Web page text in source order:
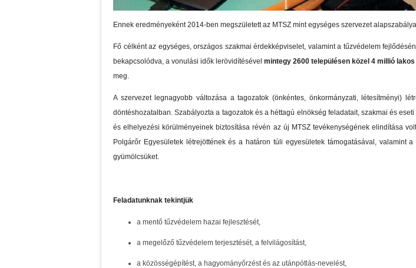
Ennek eredményeként 2014-ben megszületett az MTSZ mint egységes szervezet
Fő célként az egységes, országos szakmai érdekképviselet, valamint a tűzvédelem
bekapcsolódva, a vonulási idők lerövidítésével mintegy 2600 településen közel 4 millió lakos
meg.
A szervezet legnagyobb változása a tagozatok (önkéntes, önkormányzati, létesítményi)
döntéshozatalban. Szabályozta a tagozatok és a héttagú elnökség feladatait, szakmai és
és elhelyezési körülményeinek biztosítása révén az új MTSZ tevékenységének elindítása
Polgárőr Egyesületek létrejöttének és a határon túli egyesületek támogatásával, valamint
gyümölcsüket.
Feladatunknak tekintjük
a mentő tűzvédelem hazai fejlesztését,
a megelőző tűzvédelem terjesztését, a felvilágosítást,
a közösségépítést, a hagyományőrzést és az utánpótlás-nevelést,